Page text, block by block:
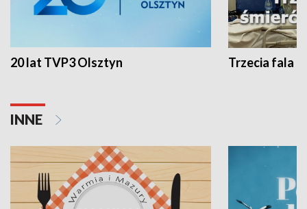
20 lat TVP3 Olsztyn Trzecia fala -
INNE